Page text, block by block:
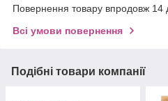
Повернення товару впродовж 14
Всі умови повернення
Подібні товари компанії